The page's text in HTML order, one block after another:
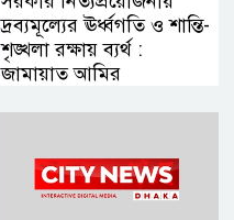
দ্রব্যমূল্যের ঊর্ধ্বগতি ও শান্তি-
শৃঙ্খলা রক্ষায় ব্যর্থ :
জামায়াত আমির